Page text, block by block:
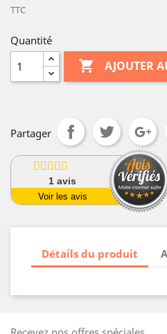
TTC
Quantité
 AJOUTER
Partager
1avis
Voir les avis
Détails du produit